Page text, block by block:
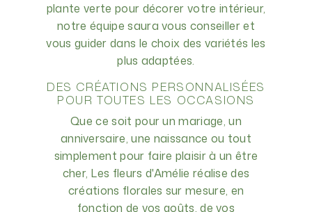
plante verte pour décorer votre intérieur,
notre équipe saura vous conseiller et
vous guider dans le choix des variétés les
plus adaptées.
DES CRÉATIONS PERSONNALISÉES
POUR TOUTES LES OCCASIONS
Que ce soit pour un mariage, un
anniversaire, une naissance ou tout
simplement pour faire plaisir à un être
cher, Les fleurs d'Amélie réalise des
créations florales sur mesure, en
fonction de vos goûts, de vos